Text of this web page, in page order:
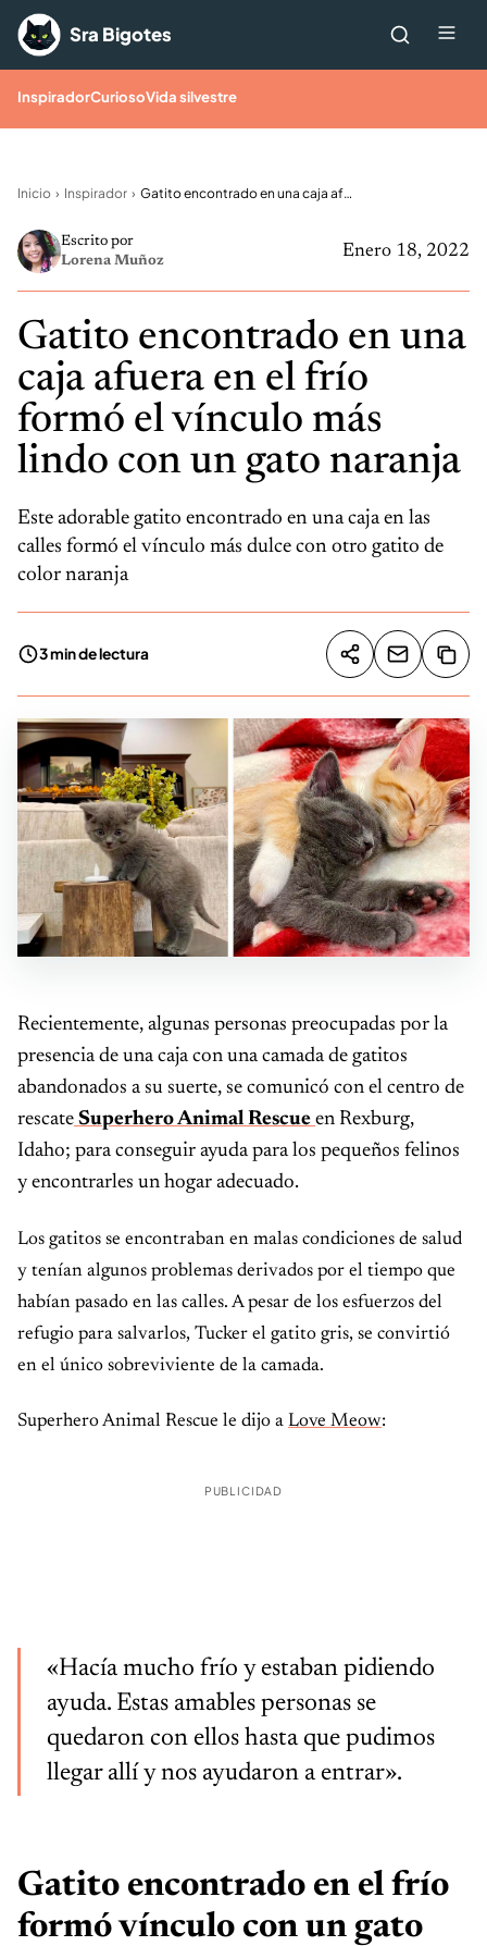
Saltar al contenido
Sra Bigotes
InspiradorCuriosoVida silvestre
Inicio Inspirador Gatito encontrado en una caja afuera en el frío formó el vínculo más lindo con un gato naranja
Enero 18, 2022
Escrito por
Lorena Muñoz
Gatito encontrado en una
caja afuera en el frío
formó el vínculo más
lindo con un gato naranja
Este adorable gatito encontrado en una caja en las
calles formó el vínculo más dulce con otro gatito de
color naranja
3 min de lectura Compartir
Recientemente, algunas personas preocupadas por la
presencia de una caja con una camada de gatitos
abandonados a su suerte, se comunicó con el centro de
rescate Superhero Animal Rescue en Rexburg,
Idaho; para conseguir ayuda para los pequeños felinos
y encontrarles un hogar adecuado.
Los gatitos se encontraban en malas condiciones de salud
y tenían algunos problemas derivados por el tiempo que
habían pasado en las calles. A pesar de los esfuerzos del
refugio para salvarlos, Tucker el gatito gris, se convirtió
en el único sobreviviente de la camada.
Superhero Animal Rescue le dijo a Love Meow:
PUBLICIDAD
«Hacía mucho frío y estaban pidiendo
ayuda. Estas amables personas se
quedaron con ellos hasta que pudimos
llegar allí y nos ayudaron a entrar».
Gatito encontrado en el frío
formó vínculo con un gato